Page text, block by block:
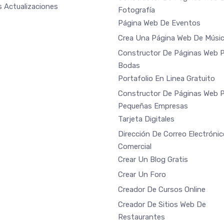
Actualizaciones
Fotografía
Página Web De Eventos
Crea Una Página Web De
Constructor De Páginas Web
Bodas
Portafolio En Linea Gratuito
Constructor De Páginas Web
Pequeñas Empresas
Tarjeta Digitales
Dirección De Correo
Comercial
Crear Un Blog Gratis
Crear Un Foro
Creador De Cursos Online
Creador De Sitios Web De
Restaurantes